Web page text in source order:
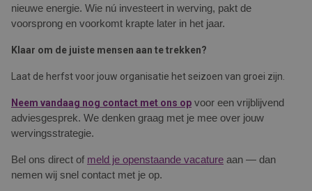
nieuwe energie. Wie nú investeert in werving, pakt de
voorsprong en voorkomt krapte later in het jaar.
Klaar om de juiste mensen aan te trekken?
Laat de herfst voor jouw organisatie het seizoen van groei zijn.
Neem vandaag nog contact met ons op voor een vrijblijvend
adviesgesprek. We denken graag met je mee over jouw
wervingsstrategie.
Bel ons direct of meld je openstaande vacature aan — dan
nemen wij snel contact met je op.